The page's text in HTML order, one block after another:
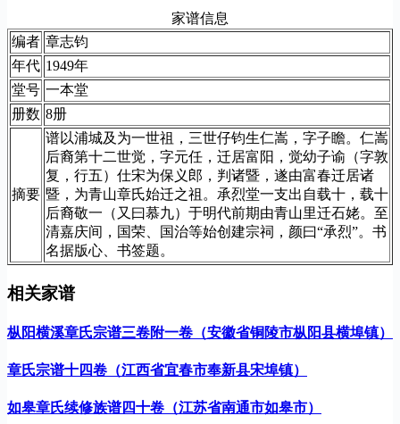
家谱信息
编者 章志钧
年代 1949年
堂号 一本堂
册数 8册
摘要
谱以浦城及为一世祖，三世仔钧生仁嵩，字子瞻。仁嵩
后裔第十二世觉，字元任，迁居富阳，觉幼子谕（字敦
复，行五）仕宋为保义郎，判诸暨，遂由富春迁居诸
暨，为青山章氏始迁之祖。承烈堂一支出自载十，载十
后裔敬一（又曰慕九）于明代前期由青山里迁石姥。至
清嘉庆间，国荣、国治等始创建宗祠，颜曰“承烈”。书
名据版心、书签题。
相关家谱
枞阳横溪章氏宗谱三卷附一卷（安徽省铜陵市枞阳县横埠镇）
章氏宗谱十四卷（江西省宜春市奉新县宋埠镇）
如皋章氏续修族谱四十卷（江苏省南通市如皋市）